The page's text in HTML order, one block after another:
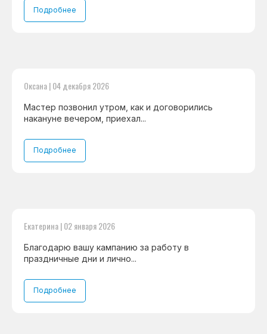
Подробнее
Оксана | 04 декабря 2026
Мастер позвонил утром, как и договорились
накануне вечером, приехал...
Подробнее
Екатерина | 02 января 2026
Благодарю вашу кампанию за работу в
праздничные дни и лично...
Подробнее
8 495 409-45-21
Навигация
Консультация с мастером
Консультация с мастером
консультация дежурного
инженера